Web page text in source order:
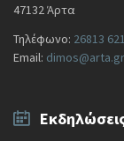
47132 Άρτα
Τηλέφωνο: 26813
Email: dimos@arta.gr